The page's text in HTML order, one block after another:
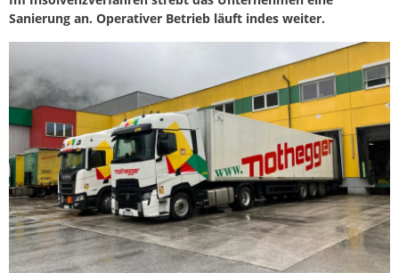
Sanierung an. Operativer Betrieb läuft indes weiter.